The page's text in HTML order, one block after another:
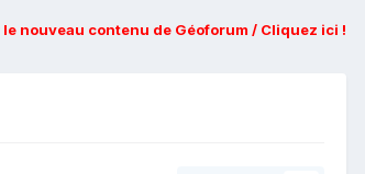
le nouveau contenu de Géoforum / Cliquez ici !